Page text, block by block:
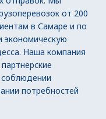
от 200
в Самаре и по
экономическую
Наша компания
потребностей